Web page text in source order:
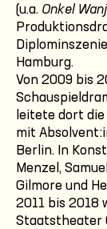
(u.a. Onkel
Hamburg.
Von 2009 bis
leitete dort
mit
Berlin. In
Menzel,
Gilmore und
2011 bis 2018
Staatstheater